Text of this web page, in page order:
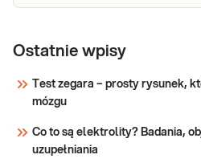
surowicy krwi
stężenia kreatyniny
Ostatnie wpisy
Test zegara – prosty rysunek,
mózgu
Co to są elektrolity? Badania,
uzupełniania